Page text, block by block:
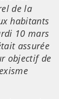
de la
habitants
10 mars
assurée
objectif de